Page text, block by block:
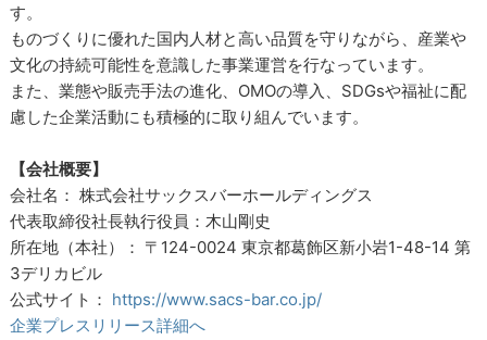
す。
ものづくりに優れた国内人材と高い品質を守りながら、産業や
文化の持続可能性を意識した事業運営を行なっています。
また、業態や販売手法の進化、OMOの導入、SDGsや福祉に配
慮した企業活動にも積極的に取り組んでいます。
【会社概要】
会社名： 株式会社サックスバーホールディングス
代表取締役社長執行役員：木山剛史
所在地（本社）： 〒124-0024 東京都葛飾区新小岩1-48-14 第
3デリカビル
公式サイト： https://www.sacs-bar.co.jp/
企業プレスリリース詳細へ